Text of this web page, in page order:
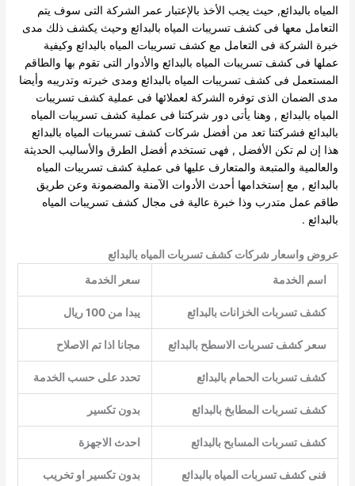
المياه بالبدائع, حيث يجب الأخذ بالإعتبار عمر الشركة التى سوف يتم
التعامل معها فى كشف تسريبات المياه بالبدائع وحيث يكشف ذلك مدى
خبرة الشركة فى التعامل مع كشف تسريبات المياه بالبدائع وكيفية
عملها فى كشف تسريبات المياه بالبدائع والأدوار التى تقوم بها والطاقم
المستعمل فى كشف تسريبات المياه بالبدائع ومدى خبرته وتدريبه وأيضا
مدى الضمان الذى توفره الشركة لعملائها فى عملية كشف تسريبات
المياه بالبدائع , وهنا يأتى دور شركتنا فى عملية كشف تسريبات المياه
بالبدائع فشركتنا تعد من أفضل شركات كشف تسريبات المياه بالبدائع
هذا إن لم تكن الأفضل , فهى تستخدم أفضل الطرق والأساليب الحديثة
والعالمية والمتبعة والمتعارف عليها فى عملية كشف تسريبات المياه
بالبدائع , مع إستخدامها أحدث الأدوات الآمنة والمضمونة وعن طريق
طاقم عمل متدرب وذا خبرة عالية فى مجال كشف تسريبات المياه
بالبدائع .
عروض واسعار شركات كشف تسربات المياه بالبدائع
اسم الخدمة
سعر الخدمة
كشف تسربات الخزانات بالبدائع يبدا من 100 ريال
سعر كشف تسربات الاسطح بالبدائع مجانا اذا تم الاصلاح
كشف تسربات الحمام بالبدائع تحدد على حسب الخدمة
كشف تسربات المطابخ بالبدائع بدون تكسير
كشف تسربات المسابح بالبدائع احدث الاجهزة
فنى كشف تسربات المياه بالبدائع بدون تكسير او تخريب